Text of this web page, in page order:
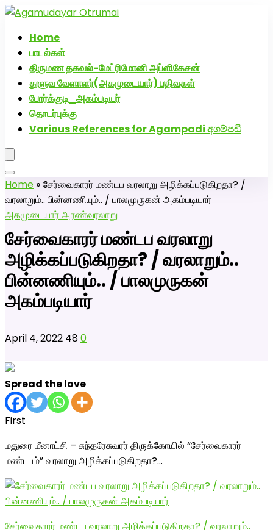
Home
பாடல்கள்
திருமண தகவல்-மேட்ரிமோனி அப்ளிகேசன்
துளுவ வேளாளர்(அகமுடையார்) பதிவுகள்
போர்க்குடி_அகம்படியர்
தொடர்புக்கு
Various References for Agampadi අගම්පඩි
Home »சேர்வைகாரர் மண்டப வரலாறு அழிக்கப்படுகிறதா? /
வரலாறும்.. பின்னணியும்.. / பாலமுருகன் அகம்படியார்
அகமுடையார் அரண்வரலாறு
சேர்வைகாரர் மண்டப வரலாறு
அழிக்கப்படுகிறதா? / வரலாறும்..
பின்னணியும்.. / பாலமுருகன்
அகம்படியார்
April 4, 2022 480
Spread the love
First
மதுரை மீனாட்சி – சுந்தரேசுவரர் திருக்கோயில் “சேர்வைகாரர்
மண்டபம்” வரலாறு அழிக்கப்படுகிறதா?…
சேர்வைகாரர் மண்டப வரலாறு அழிக்கப்படுகிறதா? / வரலாறும்..
அகமுடையார் திருமண வரன்களுக்கு அகமுடையார்மேட்ரி-